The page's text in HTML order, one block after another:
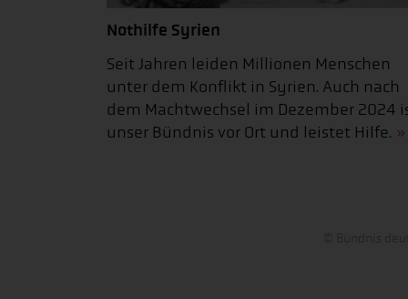
Nothilfe Syrien
Seit Jahren leiden Millionen Menschen
unter dem Konflikt in Syrien. Auch nach
dem Machtwechsel im Dezember 2024
unser Bündnis vor Ort und leistet Hilfe.